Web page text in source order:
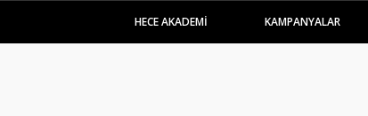
HECE AKADEMİ KAMPANYALAR